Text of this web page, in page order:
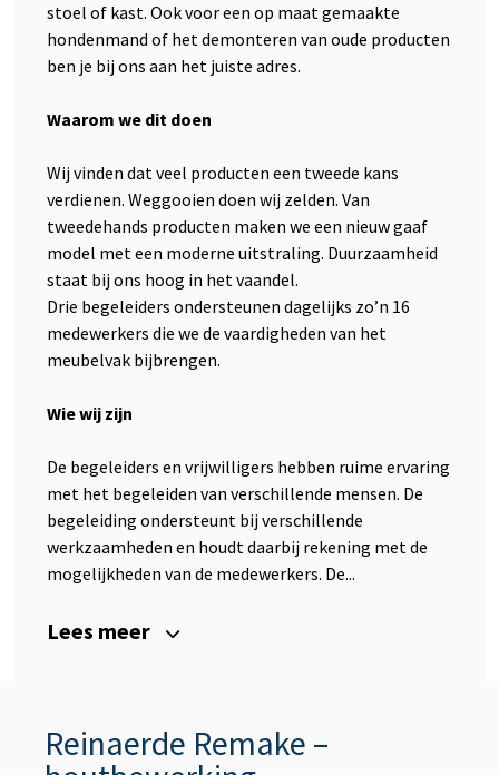
stoel of kast. Ook voor een op maat gemaakte
hondenmand of het demonteren van oude producten
ben je bij ons aan het juiste adres.
Waarom we dit doen
Wij vinden dat veel producten een tweede kans
verdienen. Weggooien doen wij zelden. Van
tweedehands producten maken we een nieuw gaaf
model met een moderne uitstraling. Duurzaamheid
staat bij ons hoog in het vaandel.
Drie begeleiders ondersteunen dagelijks zo’n 16
medewerkers die we de vaardigheden van het
meubelvak bijbrengen.
Wie wij zijn
De begeleiders en vrijwilligers hebben ruime ervaring
met het begeleiden van verschillende mensen. De
begeleiding ondersteunt bij verschillende
werkzaamheden en houdt daarbij rekening met de
mogelijkheden van de medewerkers. De...
Lees meer
Reinaerde Remake –